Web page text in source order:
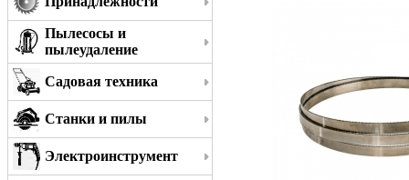
Пылесосы и
пылеудаление
Садовая техника
Станки и пилы
Электроинструмент